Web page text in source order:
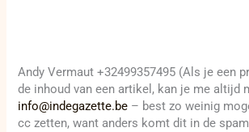
Andy Vermaut +32499357495 (Als je een
de inhoud van een artikel, kan je me altijd
info@indegazette.be – best zo weinig
cc zetten, want anders komt dit in de